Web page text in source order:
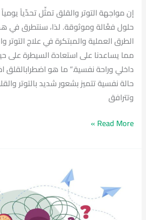
إن مواجهة التوتر والقلق تمثِّل تحدِّياً
حلول فعَّالة وموثوقة. لذا، سنتطرق في
الطرق العملية والمبتكرة في علاج التوتر
مما يساعدنا على استعادة السيطرة على
داخلي وراحة نفسية.” ما هو
حالة نفسية تتميز بشعور شديد بالتوتر
وتترافق
Read More »